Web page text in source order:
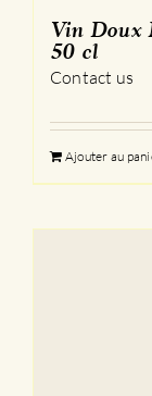
Vin Doux
50 cl
Contact us
Ajouter au